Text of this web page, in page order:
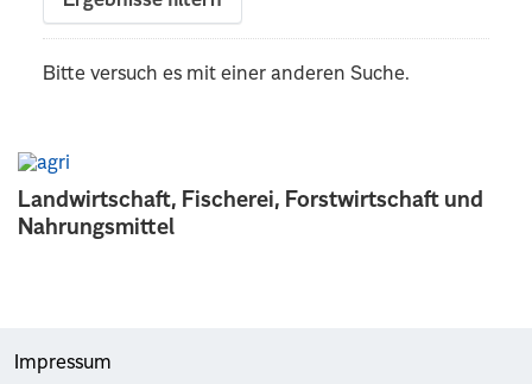
Landwirtschaft, Fischerei, Forstwirtschaft und
Nahrungsmittel
Bitte versuch es mit einer anderen Suche.
Impressum